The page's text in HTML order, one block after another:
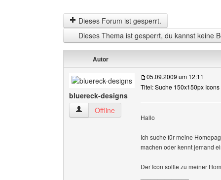
Dieses Forum ist gesperrt.
Dieses Thema ist gesperrt, du kannst keine
Autor
bluereck-designs
bluereck-designs Benutzer-Profile anzeigen
Offline
05.09.2009 um 12:11
Titel: Suche 150x150px Icons
Hallo
Ich suche für meine
machen oder kennt jemand
Der Icon sollte zu meiner